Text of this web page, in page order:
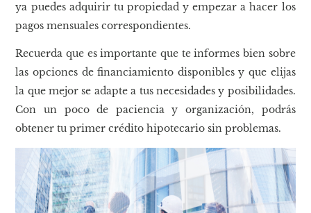
ya puedes adquirir tu propiedad y empezar a hacer los
pagos mensuales correspondientes.
Recuerda que es importante que te informes bien sobre
las opciones de financiamiento disponibles y que elijas
la que mejor se adapte a tus necesidades y posibilidades.
Con un poco de paciencia y organización, podrás
obtener tu primer crédito hipotecario sin problemas.